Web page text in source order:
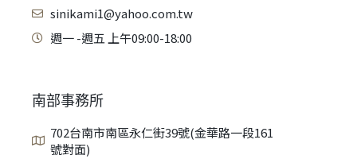
sinikami1@yahoo.com.tw
週一 -週五 上午09:00-18:00
南部事務所
702台南市南區永仁街39號(金華路一段161
號對面)